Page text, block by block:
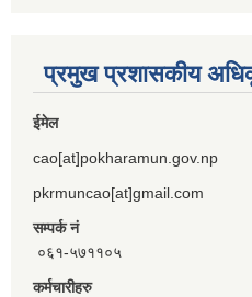
प्रमुख प्रशासकीय
ईमेल
cao[at]pokharamun.gov.np
pkrmuncao[at]gmail.com
सम्पर्क नं
०६१-५७११०५
कर्मचारीहरु